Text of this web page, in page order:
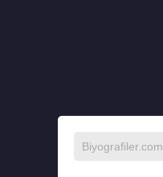
Biyografiler.com